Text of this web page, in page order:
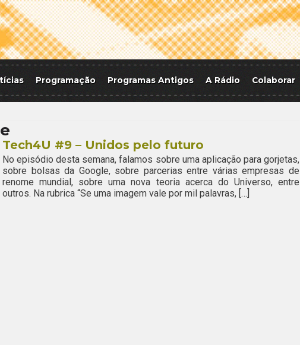
Programação Programas Antigos A Rádio Colaborar
Tech4U #9 – Unidos pelo futuro
No episódio desta semana, falamos sobre uma aplicação para gorjetas,
sobre bolsas da Google, sobre parcerias entre várias empresas de
renome mundial, sobre uma nova teoria acerca do Universo, entre
outros. Na rubrica “Se uma imagem vale por mil palavras, […]